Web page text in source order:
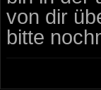
von dir
bitte